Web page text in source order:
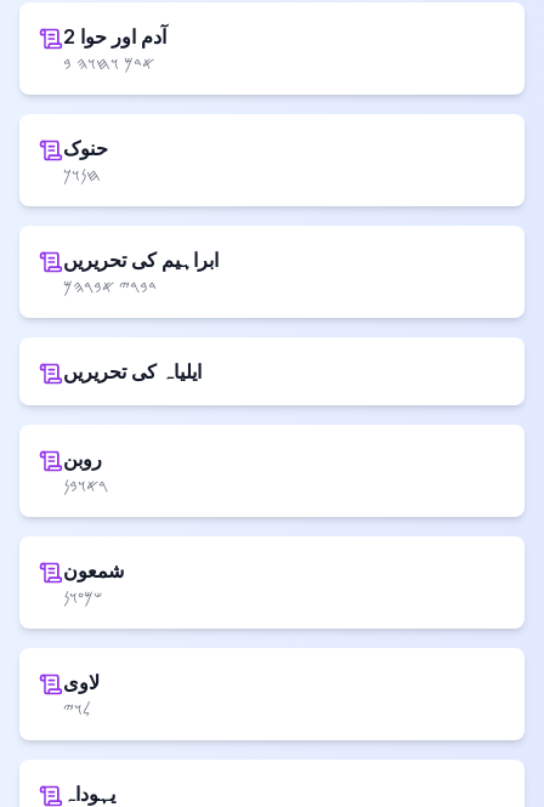
آدم اور حوا 2
𐤀𐤃𐤌 𐤅𐤇𐤅𐤄 𐤁
حنوک
𐤇𐤍𐤅𐤊
ابراہیم کی تحریریں
𐤃𐤁𐤓𐤉 𐤀𐤁𐤓𐤄𐤌
ایلیاہ کی تحریریں
روبن
𐤓𐤀𐤅𐤁𐤍
شمعون
𐤔𐤌𐤏𐤅𐤍
لاوی
𐤋𐤅𐤉
یہوداہ